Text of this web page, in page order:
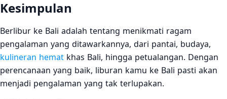
Kesimpulan
Berlibur ke Bali adalah tentang menikmati ragam
pengalaman yang ditawarkannya, dari pantai, budaya,
kulineran hemat khas Bali, hingga petualangan. Dengan
perencanaan yang baik, liburan kamu ke Bali pasti akan
menjadi pengalaman yang tak terlupakan.